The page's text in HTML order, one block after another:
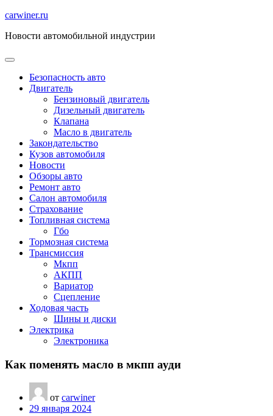
Перейти
содержимому
carwiner.ru
Новости автомобильной индустрии
Безопасность авто
Двигатель
Бензиновый двигатель
Дизельный двигатель
Клапана
Масло в двигатель
Закондательство
Кузов автомобиля
Новости
Обзоры авто
Ремонт авто
Салон автомобиля
Страхование
Топливная система
Гбо
Тормозная система
Трансмиссия
Мкпп
АКПП
Вариатор
Сцепление
Ходовая часть
Шины и диски
Электрика
Электроника
Как поменять масло в мкпп ауди
от carwiner
29 января 2024